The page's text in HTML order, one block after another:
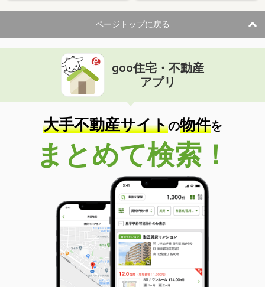
ページトップに戻る
goo住宅・不動産
アプリ
大手不動産サイトの物件を
まとめて検索！